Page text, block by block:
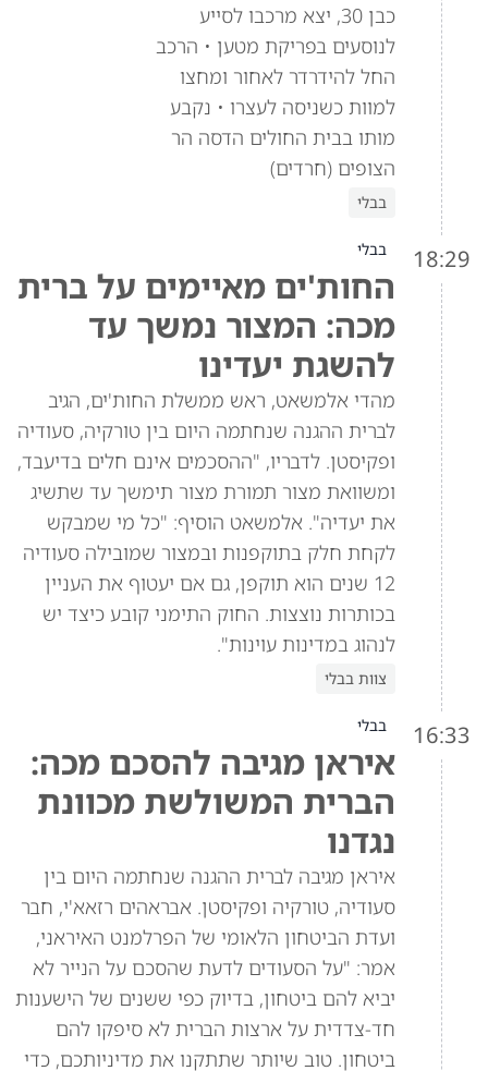
כבן 30, יצא מרכבו לסייע
לנוסעים בפריקת מטען • הרכב
החל להידרדר לאחור ומחצו
למוות כשניסה לעצרו • נקבע
מותו בבית החולים הדסה הר
הצופים (חרדים)
בבלי
18:29 בבלי
החות'ים מאיימים על ברית
מכה: המצור נמשך עד
להשגת יעדינו
מהדי אלמשאט, ראש ממשלת החות'ים, הגיב
לברית ההגנה שנחתמה היום בין טורקיה, סעודיה
ופקיסטן. לדבריו, "ההסכמים אינם חלים בדיעבד,
ומשוואת מצור תמורת מצור תימשך עד שתשיג
את יעדיה". אלמשאט הוסיף: "כל מי שמבקש
לקחת חלק בתוקפנות ובמצור שמובילה סעודיה
12 שנים הוא תוקפן, גם אם יעטוף את העניין
בכותרות נוצצות. החוק התימני קובע כיצד יש
לנהוג במדינות עוינות".
צוות בבלי
16:33 בבלי
איראן מגיבה להסכם מכה:
הברית המשולשת מכוונת
נגדנו
איראן מגיבה לברית ההגנה שנחתמה היום בין
סעודיה, טורקיה ופקיסטן. אבראהים רזאא'י, חבר
ועדת הביטחון הלאומי של הפרלמנט האיראני,
אמר: "על הסעודים לדעת שהסכם על הנייר לא
יביא להם ביטחון, בדיוק כפי ששנים של הישענות
חד-צדדית על ארצות הברית לא סיפקו להם
ביטחון. טוב שיותר שתתקנו את מדיניותכם, כדי